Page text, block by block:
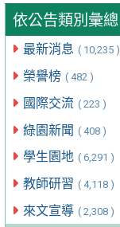
依公告類別彙總
最新消息 ( 10,235 )
榮譽榜 ( 482 )
國際交流 ( 223 )
綠園新聞 ( 408 )
學生園地 ( 6,291 )
教師研習 ( 4,118 )
來文宣導 ( 2,308 )